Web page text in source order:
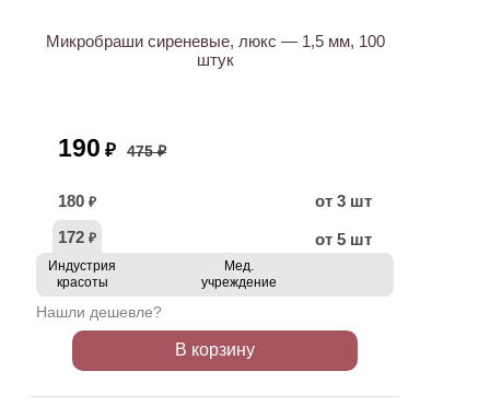
Микробраши сиреневые, люкс — 1,5 мм, 100
штук
190 ₽ 475 ₽
180 ₽
от 3 шт
172 ₽ от 5 шт
Индустрия
красоты
Мед.
учреждение
Нашли дешевле?
В корзину